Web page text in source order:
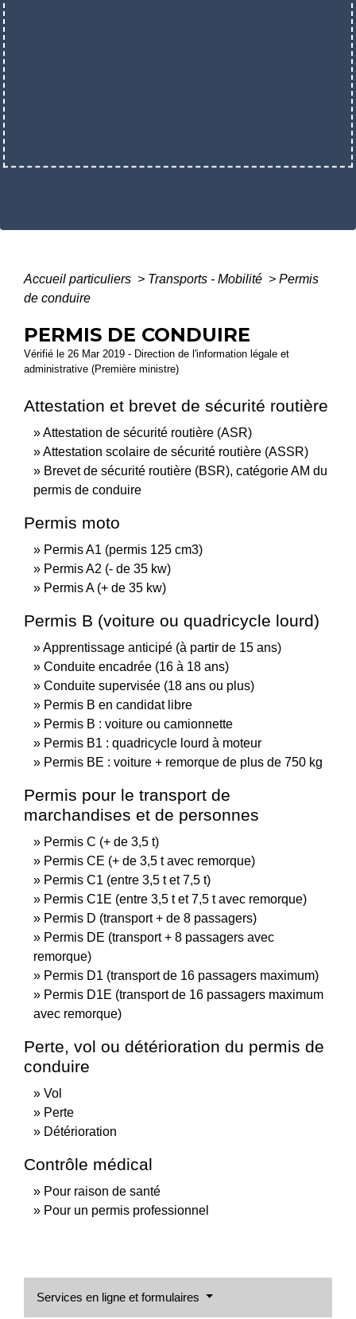
Accueil particuliers > Transports - Mobilité > Permis
de conduire
PERMIS DE CONDUIRE
Vérifié le 26 Mar 2019 - Direction de l'information légale et
administrative (Première ministre)
Attestation et brevet de sécurité routière
Attestation de sécurité routière (ASR)
Attestation scolaire de sécurité routière (ASSR)
Brevet de sécurité routière (BSR), catégorie AM du
permis de conduire
Permis moto
Permis A1 (permis 125 cm3)
Permis A2 (- de 35 kw)
Permis A (+ de 35 kw)
Permis B (voiture ou quadricycle lourd)
Apprentissage anticipé (à partir de 15 ans)
Conduite encadrée (16 à 18 ans)
Conduite supervisée (18 ans ou plus)
Permis B en candidat libre
Permis B : voiture ou camionnette
Permis B1 : quadricycle lourd à moteur
Permis BE : voiture + remorque de plus de 750 kg
Permis pour le transport de
marchandises et de personnes
Permis C (+ de 3,5 t)
Permis CE (+ de 3,5 t avec remorque)
Permis C1 (entre 3,5 t et 7,5 t)
Permis C1E (entre 3,5 t et 7,5 t avec remorque)
Permis D (transport + de 8 passagers)
Permis DE (transport + 8 passagers avec
remorque)
Permis D1 (transport de 16 passagers maximum)
Permis D1E (transport de 16 passagers maximum
avec remorque)
Perte, vol ou détérioration du permis de
conduire
Vol
Perte
Détérioration
Contrôle médical
Pour raison de santé
Pour un permis professionnel
Services en ligne et formulaires